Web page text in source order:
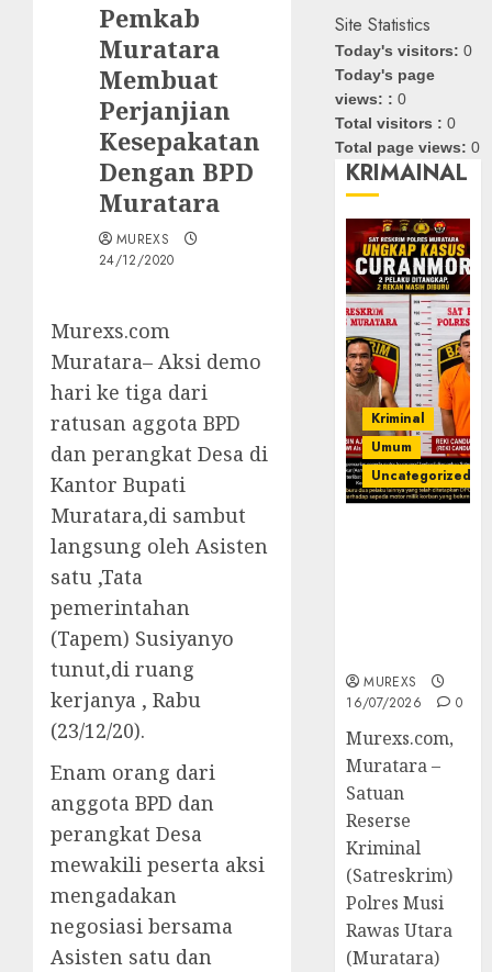
Pemkab
Muratara
Membuat
Perjanjian
Kesepakatan
Dengan BPD
Muratara
MUREXS
24/12/2020
Murexs.com
Muratara– Aksi demo
hari ke tiga dari
ratusan aggota BPD
dan perangkat Desa di
Kantor Bupati
Muratara,di sambut
langsung oleh Asisten
satu ,Tata
pemerintahan
(Tapem) Susiyanyo
tunut,di ruang
kerjanya , Rabu
(23/12/20).
Enam orang dari
anggota BPD dan
perangkat Desa
mewakili peserta aksi
mengadakan
negosiasi bersama
Asisten satu dan
Site Statistics
Today's visitors:0
Today's page
views: :0
Total visitors :0
Total page views:0
KRIMAINAL
Kriminal
Umum
Uncategorized
MUREXS
16/07/2026
0
Murexs.com,
Muratara –
Satuan
Reserse
Kriminal
(Satreskrim)
Polres Musi
Rawas Utara
(Muratara)